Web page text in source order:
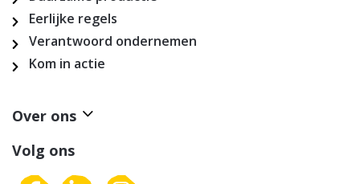
Eerlijke regels
Verantwoord ondernemen
Kom in actie
Over ons
Volg ons